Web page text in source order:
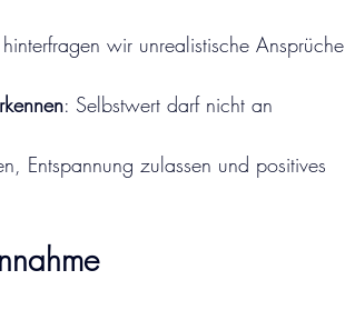
wir unrealistische Ansprüche
: Selbstwert darf nicht an
Entspannung zulassen und positives